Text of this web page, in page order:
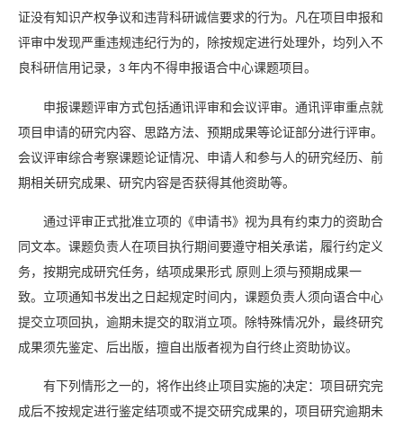
证没有知识产权争议和违背科研诚信要求的行为。凡在项目申报和
评审中发现严重违规违纪行为的，除按规定进行处理外，均列入不
良科研信用记录， 3 年内不得申报语合中心课题项目。
申报课题评审方式包括通讯评审和会议评审。通讯评审重点就
项目申请的研究内容、思路方法、预期成果等论证部分进行评审。
会议评审综合考察课题论证情况、申请人和参与人的研究经历、前
期相关研究成果、研究内容是否获得其他资助等。
通过评审正式批准立项的《申请书》视为具有约束力的资助合
同文本。课题负责人在项目执行期间要遵守相关承诺，履行约定义
务，按期完成研究任务，结项成果形式 原则上须与预期成果一
致。立项通知书发出之日起规定时间内，课题负责人须向语合中心
提交立项回执，逾期未提交的取消立项。除特殊情况外，最终研究
成果须先鉴定、后出版，擅自出版者视为自行终止资助协议。
有下列情形之一的，将作出终止项目实施的决定：项目研究完
成后不按规定进行鉴定结项或不提交研究成果的，项目研究逾期未